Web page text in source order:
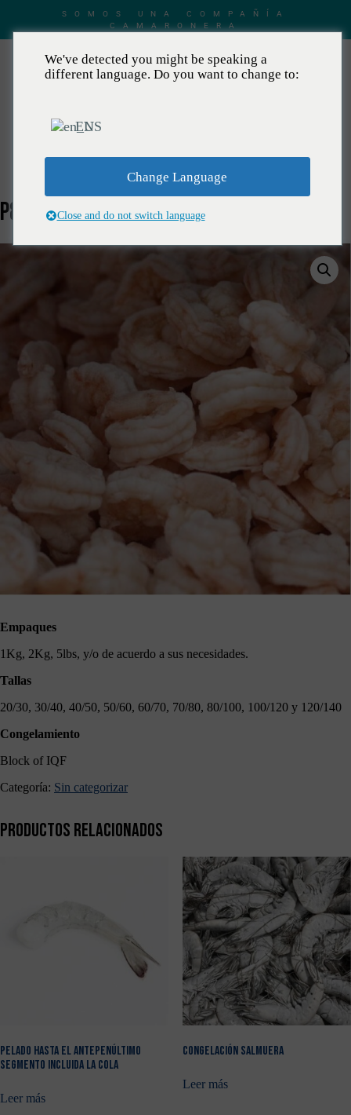
SOMOS UNA COMPAÑÍA
CAMARONERA
P&D TAIL- OFF COCIDO
Empaques
1Kg, 2Kg, 5lbs, y/o de acuerdo a sus necesidades.
Tallas
20/30, 30/40, 40/50, 50/60, 60/70, 70/80, 80/100, 100/120 y 120/140
Congelamiento
Block of IQF
Categoría: Sin categorizar
Productos relacionados
PELADO HASTA EL ANTEPENÚLTIMO
SEGMENTO INCLUIDA LA COLA
Leer más
CONGELACIÓN SALMUERA
Leer más
We've detected you might be speaking a
different language. Do you want to change to:
EN
Change Language
Close and do not switch language